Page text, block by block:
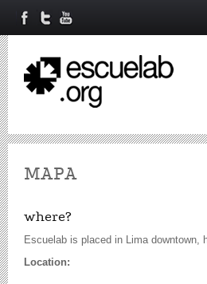
MAPA
where?
Escuelab is placed in Lima downtown,
Location: